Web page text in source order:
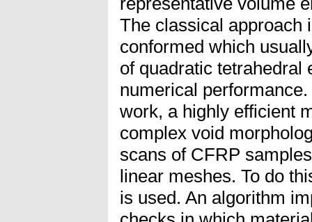
The classical approach
conformed which
of quadratic tetrahedral
numerical
work, a highly efficient
complex void
scans of CFRP
linear meshes. To do
is used. An algorithm